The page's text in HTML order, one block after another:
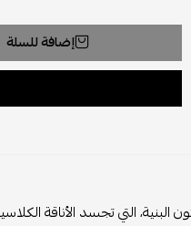
إضافة للسلة
التي تجسد الأناقة